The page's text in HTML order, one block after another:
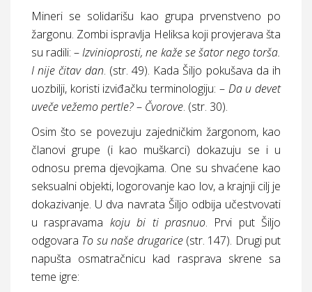
Mineri se solidarišu kao grupa prvenstveno po
žargonu. Zombi ispravlja Heliksa koji provjerava šta
su radili: –Izvinioprosti, ne kaže se šator nego torša.
I nije čitav dan. (str. 49). Kada Šiljo pokušava da ih
uozbilji, koristi izviđačku terminologiju: –Da u devet
uveče vežemo pertle?– Čvorove. (str. 30).
Osim što se povezuju zajedničkim žargonom, kao
članovi grupe (i kao muškarci) dokazuju se i u
odnosu prema djevojkama. One su shvaćene kao
seksualni objekti, logorovanje kao lov, a krajnji cilj je
dokazivanje. U dva navrata Šiljo odbija učestvovati
u raspravama koju bi ti prasnuo. Prvi put Šiljo
odgovara To su naše drugarice(str. 147). Drugi put
napušta osmatračnicu kad rasprava skrene sa
teme igre: